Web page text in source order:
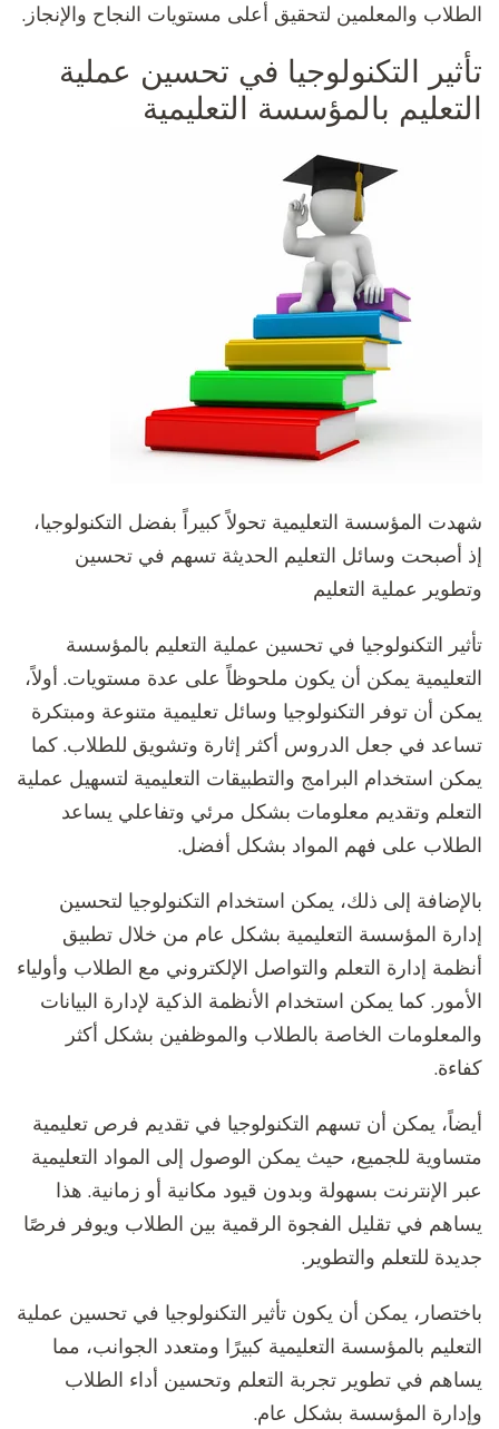
الطلاب والمعلمين لتحقيق أعلى مستويات النجاح والإنجاز.
تأثير التكنولوجيا في تحسين عملية
التعليم بالمؤسسة التعليمية
شهدت المؤسسة التعليمية تحولاً كبيراً بفضل التكنولوجيا،
إذ أصبحت وسائل التعليم الحديثة تسهم في تحسين
وتطوير عملية التعليم
تأثير التكنولوجيا في تحسين عملية التعليم بالمؤسسة
التعليمية يمكن أن يكون ملحوظاً على عدة مستويات. أولاً،
يمكن أن توفر التكنولوجيا وسائل تعليمية متنوعة ومبتكرة
تساعد في جعل الدروس أكثر إثارة وتشويق للطلاب. كما
يمكن استخدام البرامج والتطبيقات التعليمية لتسهيل عملية
التعلم وتقديم معلومات بشكل مرئي وتفاعلي يساعد
الطلاب على فهم المواد بشكل أفضل.
بالإضافة إلى ذلك، يمكن استخدام التكنولوجيا لتحسين
إدارة المؤسسة التعليمية بشكل عام من خلال تطبيق
أنظمة إدارة التعلم والتواصل الإلكتروني مع الطلاب وأولياء
الأمور. كما يمكن استخدام الأنظمة الذكية لإدارة البيانات
والمعلومات الخاصة بالطلاب والموظفين بشكل أكثر
كفاءة.
أيضاً، يمكن أن تسهم التكنولوجيا في تقديم فرص تعليمية
متساوية للجميع، حيث يمكن الوصول إلى المواد التعليمية
عبر الإنترنت بسهولة وبدون قيود مكانية أو زمانية. هذا
يساهم في تقليل الفجوة الرقمية بين الطلاب ويوفر فرصًا
جديدة للتعلم والتطوير.
باختصار، يمكن أن يكون تأثير التكنولوجيا في تحسين عملية
التعليم بالمؤسسة التعليمية كبيرًا ومتعدد الجوانب، مما
يساهم في تطوير تجربة التعلم وتحسين أداء الطلاب
وإدارة المؤسسة بشكل عام.